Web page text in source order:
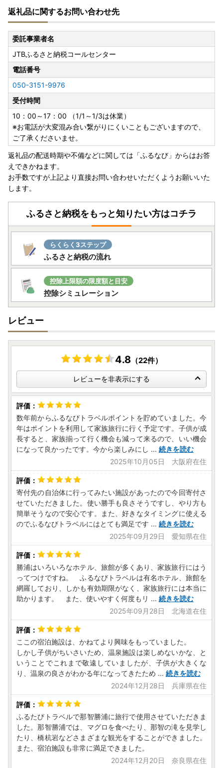
返礼品に関するお問い合わせ先
委託事業者名
JTBふるさと納税コールセンター
電話番号
050-3151-9976
受付時間
10：00～17：00 （1/1～1/3は休業）
※お電話が大変混み合い繋がりにくいこともございますので、
ご了承くださいませ。
返礼品の配送時期や不備などに関しては「ふるなび」からはお答
えできかねます。
お手数ですが上記より直接お問い合わせいただくようお願いいた
します。
ふるさと納税をもっと知りたい方はコチラ
らくらく3ステップ
ふるさと納税の流れ
控除上限額の限度額と目安
控除シミュレーション
レビュー
4.8 （22件）
レビューを非表示にする
数年前からふるなびトラベルポイントを貯めていました。今
年はポイントを利用して家族旅行に行く予定です。子供が成
長すると、家族揃って行く機会も減って来るので、いい機会
になって良かったです。今から楽しみにし ... 続きを読む
2025年10月05日 大阪府在住
寄付先の自治体に行ってみたい施設があったので今回寄付さ
せていただきました。使い勝手も良さそうですし、やり方も
簡単そうなので安心です。また、好きなタイミングに使える
のでふるなびトラベルにはとても満足です ... 続きを読む
2025年09月29日 愛知県在住
勝浦はいろいろなホテル、旅館が多くあり、家族旅行にはう
ってつけですね。 ふるなびトラベルは有名ホテル、旅館を
網羅しており、しかも有効期限がなく、家族旅行には本当に
助かります。 また、使いやすく何度もリ ... 続きを読む
2025年09月28日 北海道在住
ここの宿泊施設は、かねてより興味をもっていました。
しかし子供がちいさいため、温泉施設は楽しめないかな、と
いうことでこれまで敬遠していましたが、子供が大きくな
り、温泉の良さがわかる年になってきたため ... 続きを読む
2024年12月28日 兵庫県在住
ふるたびトラベルで那智勝浦に旅行で使用させていただきま
した。那智勝浦では、マグロを食べたり、那智の滝を見学し
たり、橋杭岩などさまざまな観光をすることができました。
また、宿泊施設も非常に満足できました。
2024年12月20日 奈良県在住